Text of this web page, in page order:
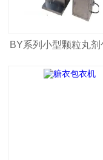
BY系列小型颗粒丸剂